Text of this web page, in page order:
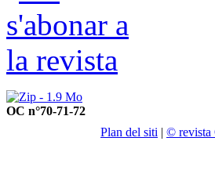
OC n°70-71-72
Plan del siti | © revista